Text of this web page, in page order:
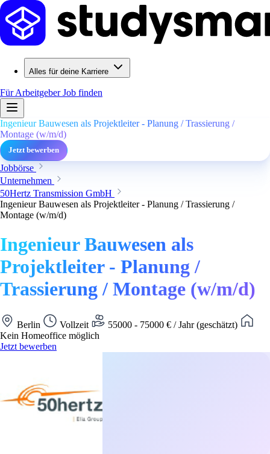
Alles für deine Karriere
Für ArbeitgeberJob finden
Ingenieur Bauwesen als Projektleiter - Planung / Trassierung /
Montage (w/m/d)
Jetzt bewerben
Jobbörse
Unternehmen
50Hertz Transmission GmbH
Ingenieur Bauwesen als Projektleiter - Planung / Trassierung /
Montage (w/m/d)
Ingenieur Bauwesen als
Projektleiter - Planung /
Trassierung / Montage (w/m/d)
Berlin Vollzeit
55000 - 75000 € / Jahr (geschätzt)
Kein Homeoffice möglich
Jetzt bewerben